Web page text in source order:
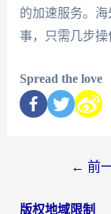
的加速服务。
事，只需几步操
Spread the love
← 前
版权地域限制